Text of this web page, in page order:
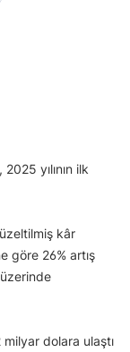
2025 yılının ilk
kâr
göre 26% artış
milyar dolara ulaştı